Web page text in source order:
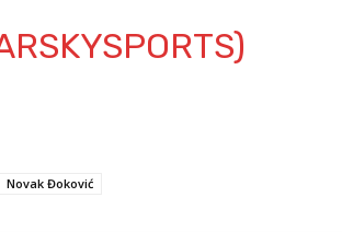
Novak Đoković